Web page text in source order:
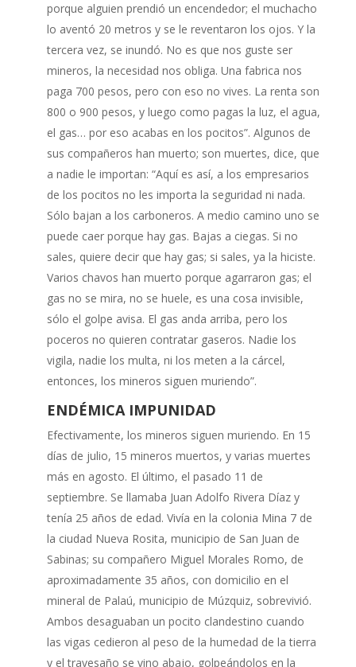
porque alguien prendió un encendedor; el muchacho
lo aventó 20 metros y se le reventaron los ojos. Y la
tercera vez, se inundó. No es que nos guste ser
mineros, la necesidad nos obliga. Una fabrica nos
paga 700 pesos, pero con eso no vives. La renta son
800 o 900 pesos, y luego como pagas la luz, el agua,
el gas… por eso acabas en los pocitos”. Algunos de
sus compañeros han muerto; son muertes, dice, que
a nadie le importan: “Aquí es así, a los empresarios
de los pocitos no les importa la seguridad ni nada.
Sólo bajan a los carboneros. A medio camino uno se
puede caer porque hay gas. Bajas a ciegas. Si no
sales, quiere decir que hay gas; si sales, ya la hiciste.
Varios chavos han muerto porque agarraron gas; el
gas no se mira, no se huele, es una cosa invisible,
sólo el golpe avisa. El gas anda arriba, pero los
poceros no quieren contratar gaseros. Nadie los
vigila, nadie los multa, ni los meten a la cárcel,
entonces, los mineros siguen muriendo”.
ENDÉMICA IMPUNIDAD
Efectivamente, los mineros siguen muriendo. En 15
días de julio, 15 mineros muertos, y varias muertes
más en agosto. El último, el pasado 11 de
septiembre. Se llamaba Juan Adolfo Rivera Díaz y
tenía 25 años de edad. Vivía en la colonia Mina 7 de
la ciudad Nueva Rosita, municipio de San Juan de
Sabinas; su compañero Miguel Morales Romo, de
aproximadamente 35 años, con domicilio en el
mineral de Palaú, municipio de Múzquiz, sobrevivió.
Ambos desaguaban un pocito clandestino cuando
las vigas cedieron al peso de la humedad de la tierra
y el travesaño se vino abajo, golpeándolos en la